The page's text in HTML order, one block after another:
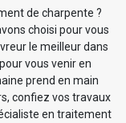
de charpente ?
choisi pour vous
le meilleur dans
vous venir en
prend en main
confiez vos travaux
en traitement